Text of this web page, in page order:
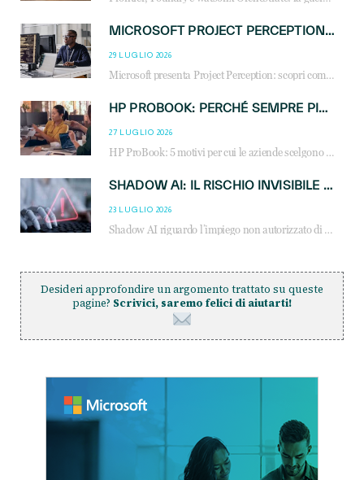
MICROSOFT PROJECT PERCEPTION: COME GLI AGENTI AI CAMBIERANNO SOC, CYBERSECURITY E SERVIZI MSP
29 LUGLIO 2026
Microsoft presenta Project Perception: scopri come gli agenti AI possono trasformare cybersecurity, SOC e servizi gestiti degli MSP.
HP PROBOOK: PERCHÉ SEMPRE PIÙ AZIENDE SCELGONO NOTEBOOK PROGETTATI PER IL LAVORO MODERNO
27 LUGLIO 2026
HP ProBook: 5 motivi per cui le aziende scelgono i notebook business HP per migliorare produttività, sicurezza e gestione dell’AI.
SHADOW AI: IL RISCHIO INVISIBILE CHE LE AZIENDE POSSONO GOVERNARE
23 LUGLIO 2026
Shadow AI riguardo l’impiego non autorizzato di sistemi AI all’interno dell’azienda. E’ una pratica che si diffonde a partire dai dipendenti fino ai dirigenti e mette a repentaglio la cybersecurity, con costi più elevati per le organizzazioni. Due recenti report illustrano il fenomeno e forniscono dati in merito
Desideri approfondire un argomento trattato su queste
pagine? Scrivici, saremo felici di aiutarti!